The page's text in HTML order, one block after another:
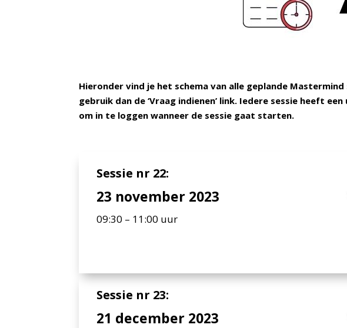
Hieronder vind je het schema van alle geplande
gebruik dan de ‘Vraag indienen’ link. Iedere sessie heeft
om in te loggen wanneer de sessie gaat starten.
Sessie nr 22:
23 november 2023
09:30 – 11:00 uur
Sessie nr 23:
21 december 2023